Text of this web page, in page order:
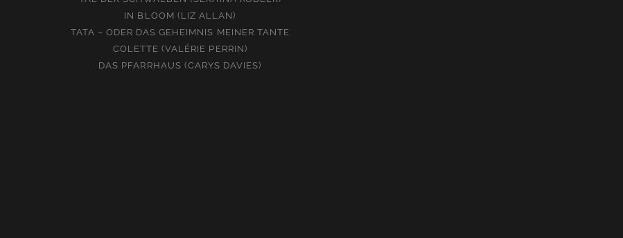
IN BLOOM (LIZ ALLAN)
TATA – ODER DAS GEHEIMNIS MEINER TANTE
COLETTE (VALÉRIE PERRIN)
DAS PFARRHAUS (CARYS DAVIES)